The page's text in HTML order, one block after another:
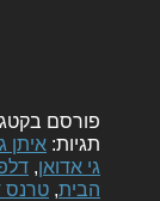
פורסם
תגיות: איתן
גי אדואן,
הבית, טרנס